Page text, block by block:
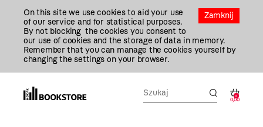
Zamknij
On this site we use cookies to aid your use
of our service and for statistical purposes.
By not blocking the cookies you consent to
our use of cookies and the storage of data in memory.
Remember that you can manage the cookies yourself by
changing the settings on your browser.
0
0,00